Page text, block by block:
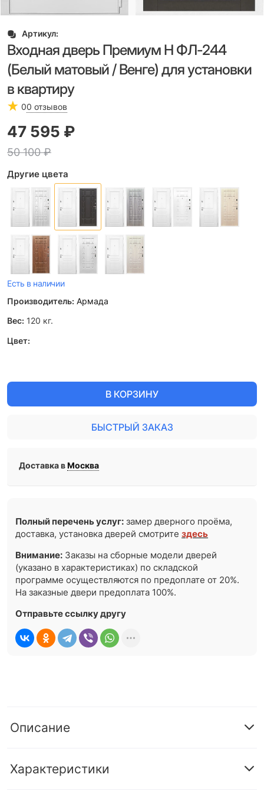
Артикул:
Входная дверь Премиум Н ФЛ-244
(Белый матовый / Венге) для установки
в квартиру
00 отзывов
50 100 ₽
47 595 ₽
Другие цвета
Есть в наличии
Производитель: Армада
Вес: 120 кг.
Цвет:
В КОРЗИНУ
БЫСТРЫЙ ЗАКАЗ
Доставка вМосква
Полный перечень услуг: замер дверного проёма,
доставка, установка дверей смотритездесь
Внимание: Заказы на сборные модели дверей
(указано в характеристиках) по складской
программе осуществляются по предоплате от 20%.
На заказные двери предоплата 100%.
Отправьте ссылку другу
Описание
Характеристики